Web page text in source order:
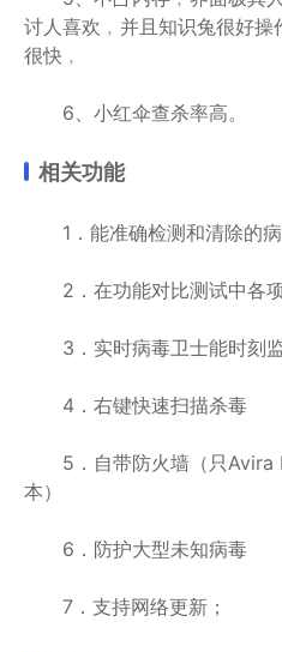
讨人喜欢﹐并且知识兔很好
很快﹐
6、小红伞查杀率高。
相关功能
1．能准确检测和清除的病
2．在功能对比测试中各
3．实时病毒卫士能时刻
4．右键快速扫描杀毒
5．自带防火墙（只Avira
本）
6．防护大型未知病毒
7．支持网络更新；